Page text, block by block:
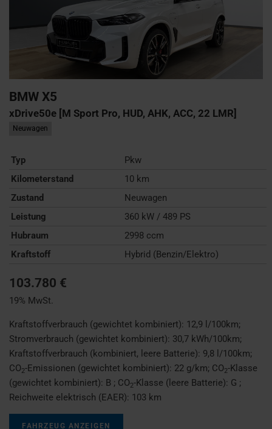
BMW X5
xDrive50e [M Sport Pro, HUD, AHK, ACC, 22 LMR]
Neuwagen
Typ
Pkw
Kilometerstand
10 km
Zustand
Neuwagen
Leistung
360 kW / 489 PS
Hubraum
2998 ccm
Kraftstoff
Hybrid (Benzin/Elektro)
103.780 €
19% MwSt.
Kraftstoffverbrauch (gewichtet kombiniert): 12,9 l/100km;
Stromverbrauch (gewichtet kombiniert): 30,7 kWh/100km;
Kraftstoffverbrauch (kombiniert, leere Batterie): 9,8 l/100km;
CO2-Emissionen (gewichtet kombiniert): 22 g/km; CO2-Klasse
(gewichtet kombiniert): B ; CO2-Klasse (leere Batterie): G ;
Reichweite elektrisch (EAER): 103 km
FAHRZEUG ANZEIGEN